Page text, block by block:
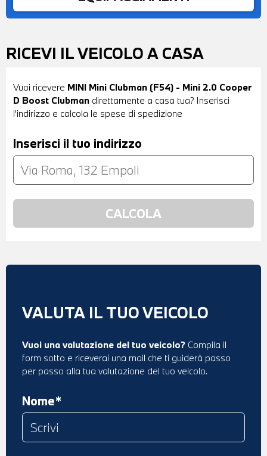
RICEVI IL VEICOLO A CASA
Vuoi ricevere MINI Mini Clubman (F54) - Mini 2.0 Cooper
D Boost Clubman direttamente a casa tua? Inserisci
l'indirizzo e calcola le spese di spedizione
Inserisci il tuo indirizzo
VALUTA IL TUO VEICOLO
Vuoi una valutazione del tuo veicolo? Compila il
form sotto e riceverai una mail che ti guiderà passo
per passo alla tua valutazione del tuo veicolo.
Nome*